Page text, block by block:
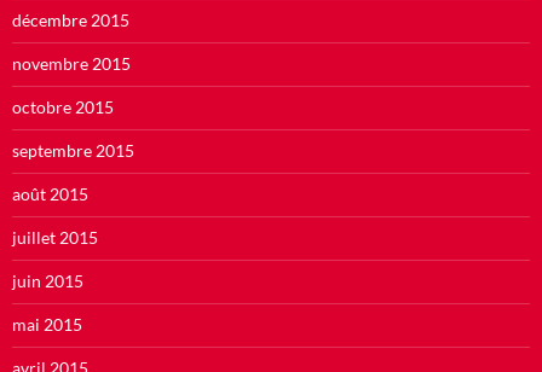
décembre 2015
novembre 2015
octobre 2015
septembre 2015
août 2015
juillet 2015
juin 2015
mai 2015
avril 2015